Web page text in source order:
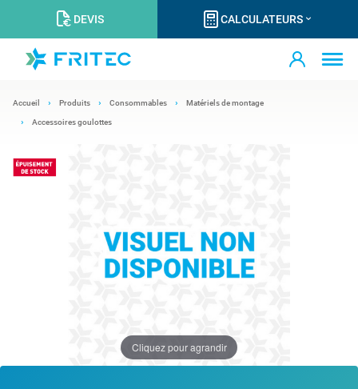
DEVIS CALCULATEURS
Accueil Produits Consommables Matériels de montage
Accessoires goulottes
Cliquez pour agrandir